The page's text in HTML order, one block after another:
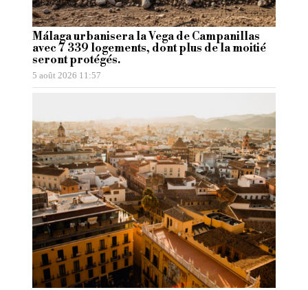
Málaga urbanisera la Vega de Campanillas
avec 7 339 logements, dont plus de la moitié
seront protégés.
5 août 2026 11:57